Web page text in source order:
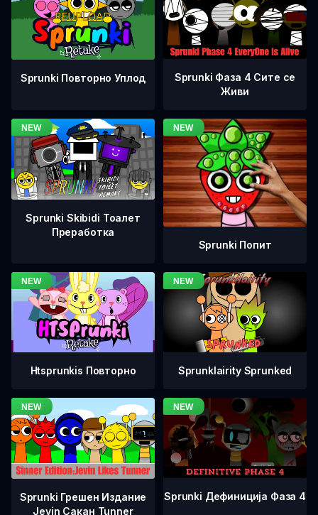
Sprunki Повторно Уплод
Sprunki Фаза 4 Сите се
Живи
Sprunki Skibidi Тоалет
Преработка
Sprunki Попит
Htsprunkis Повторно Sprunklairity Sprunked
Sprunki Грешен Издание
Jevin Сакан Tunner
Sprunki Дефиниција Фаза 4